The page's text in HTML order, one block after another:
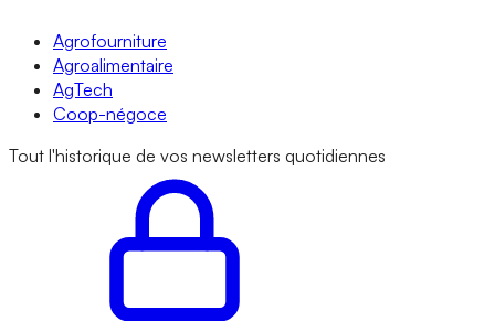
Agrofourniture
Agroalimentaire
AgTech
Coop-négoce
Tout l'historique de vos newsletters quotidiennes